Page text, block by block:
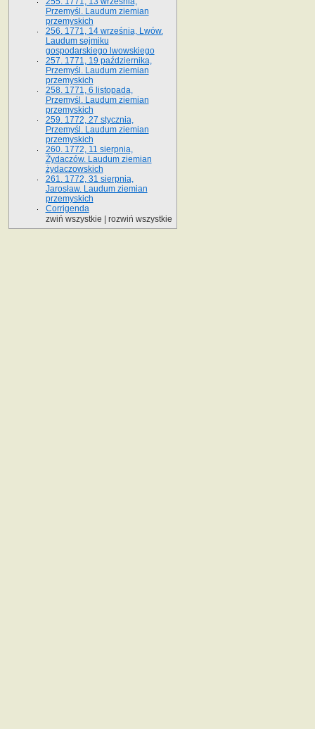
Przemyśl. Laudum ziemian
przemyskich
256. 1771, 14 września, Lwów.
Laudum sejmiku
gospodarskiego lwowskiego
257. 1771, 19 października,
Przemyśl. Laudum ziemian
przemyskich
258. 1771, 6 listopada,
Przemyśl. Laudum ziemian
przemyskich
259. 1772, 27 stycznia,
Przemyśl. Laudum ziemian
przemyskich
260. 1772, 11 sierpnia,
Żydaczów. Laudum ziemian
żydaczowskich
261. 1772, 31 sierpnia,
Jarosław. Laudum ziemian
przemyskich
Corrigenda
zwiń wszystkie
rozwiń wszystkie